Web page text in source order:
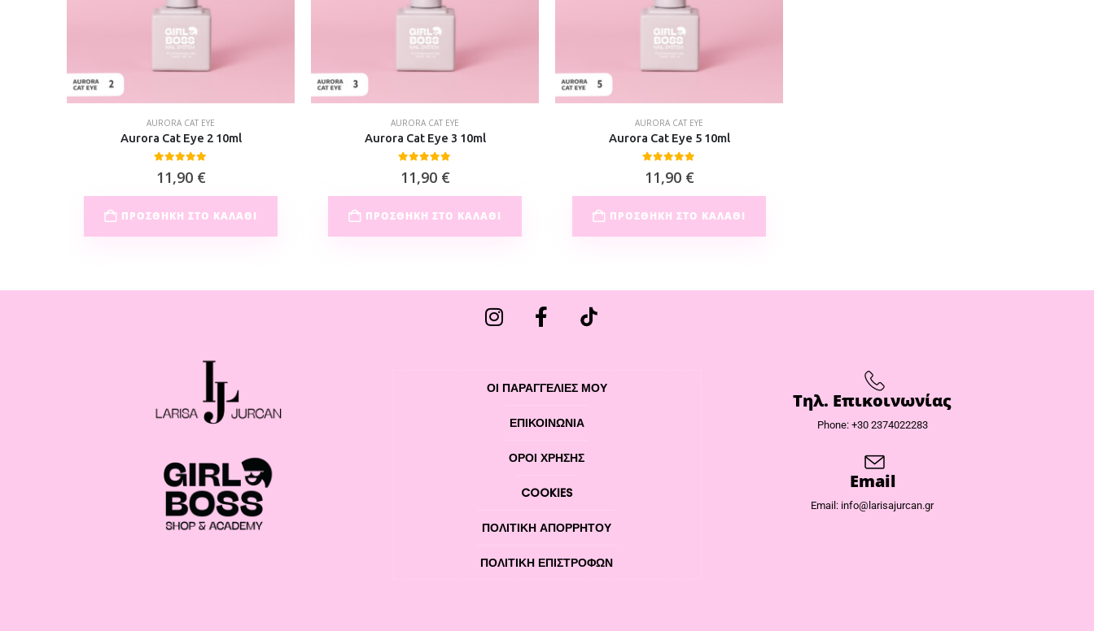
AURORA CAT EYE
Aurora Cat Eye 2 10ml
11,90 €
ΠΡΟΣΘΉΚΗ ΣΤΟ ΚΑΛΆΘΙ
AURORA CAT EYE
Aurora Cat Eye 3 10ml
11,90 €
ΠΡΟΣΘΉΚΗ ΣΤΟ ΚΑΛΆΘΙ
AURORA CAT EYE
Aurora Cat Eye 5 10ml
11,90 €
ΠΡΟΣΘΉΚΗ ΣΤΟ ΚΑΛΆΘΙ
ΟΙ ΠΑΡΑΓΓΕΛΙΕΣ ΜΟΥ
ΕΠΙΚΟΙΝΩΝΊΑ
ΌΡΟΙ ΧΡΉΣΗΣ
COOKIES
ΠΟΛΙΤΙΚΉ ΑΠΟΡΡΉΤΟΥ
ΠΟΛΙΤΙΚΉ ΕΠΙΣΤΡΟΦΏΝ
Τηλ. Επικοινωνίας
Phone: +30 2374022283
Email
Email: info@larisajurcan.gr